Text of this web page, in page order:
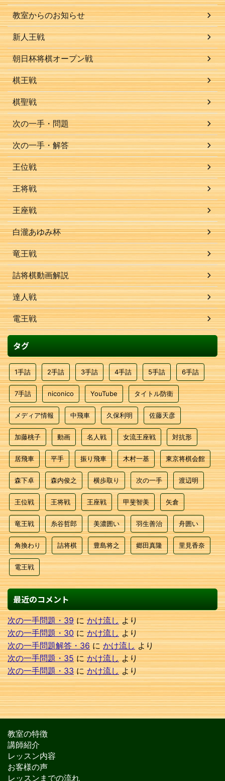
教室からのお知らせ
新人王戦
朝日杯将棋オープン戦
棋王戦
棋聖戦
次の一手・問題
次の一手・解答
王位戦
王将戦
王座戦
白瀧あゆみ杯
竜王戦
詰将棋動画解説
達人戦
電王戦
タグ
1手詰 2手詰 3手詰 4手詰 5手詰 6手詰
7手詰 niconico YouTube タイトル防衛
メディア情報 中飛車 久保利明 佐藤天彦
加藤桃子 動画 名人戦 女流王座戦 対抗形
居飛車 平手 振り飛車 木村一基 東京将棋会館
森下卓 森内俊之 横歩取り 次の一手 渡辺明
王位戦 王将戦 王座戦 甲斐智美 矢倉
竜王戦 糸谷哲郎 美濃囲い 羽生善治 舟囲い
角換わり 詰将棋 豊島将之 郷田真隆 里見香奈
電王戦
最近のコメント
次の一手問題・39にかけ流しより
次の一手問題・30にかけ流しより
次の一手問題解答・36にかけ流しより
次の一手問題・35にかけ流しより
次の一手問題・33にかけ流しより
教室の特徴
講師紹介
レッスン内容
お客様の声
レッスンまでの流れ